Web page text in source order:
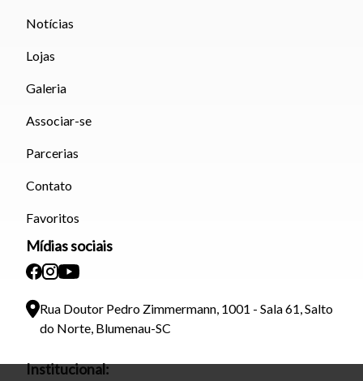
Notícias
Lojas
Galeria
Associar-se
Parcerias
Contato
Favoritos
Mídias sociais
Rua Doutor Pedro Zimmermann, 1001 - Sala 61, Salto
do Norte, Blumenau-SC
Institucional: